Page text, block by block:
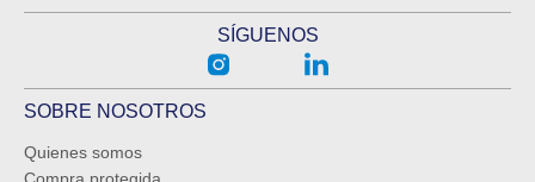
SÍGUENOS
SOBRE NOSOTROS
Quienes somos